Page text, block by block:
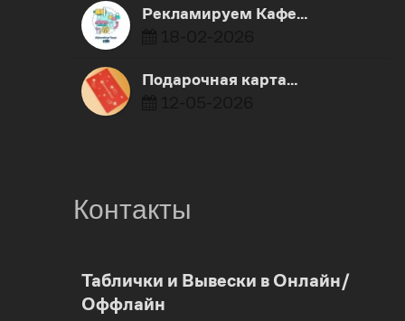
Рекламируем Кафе…
Подарочная карта…
Контакты
Таблички и Вывески в Онлайн/
Оффлайн